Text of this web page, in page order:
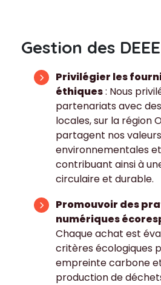
Gestion des DEEE
Privilégier les
éthiques: Nous
partenariats avec
locales, sur la région
partagent nos valeurs
environnementales
contribuant ainsi à
circulaire et durable.
Promouvoir des
numériques
Chaque achat est
critères écologiques
empreinte carbone
production de